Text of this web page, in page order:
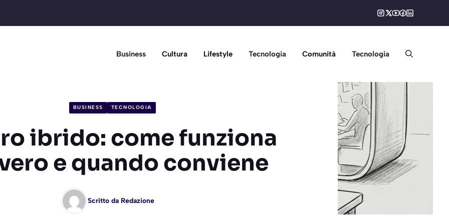
Business Cultura Lifestyle Tecnologia Comunità Tecnologia
BUSINESS TECNOLOGIA
ibrido: come funziona
e quando conviene
Scritto da Redazione